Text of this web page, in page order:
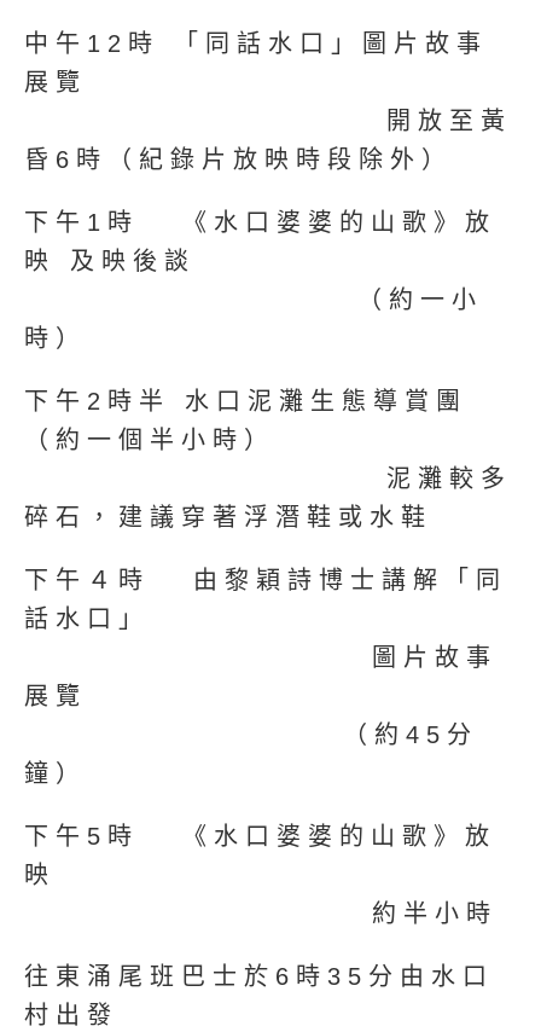
中午12時 「同話水口」圖片故事
展覽
開放至黃
昏6時（紀錄片放映時段除外）
下午1時 《水口婆婆的山歌》放
映 及映後談
（約一小
時）
下午2時半 水口泥灘生態導賞團
（約一個半小時）
泥灘較多
碎石，建議穿著浮潛鞋或水鞋
下午４時 由黎穎詩博士講解「同
話水口」
圖片故事
展覽
（約45分
鐘）
下午5時 《水口婆婆的山歌》放
映
約半小時
往東涌尾班巴士於6時35分由水口
村出發